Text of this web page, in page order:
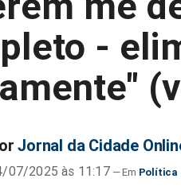
-
Jornal da Cidade
07/2025 às 11:17 Política